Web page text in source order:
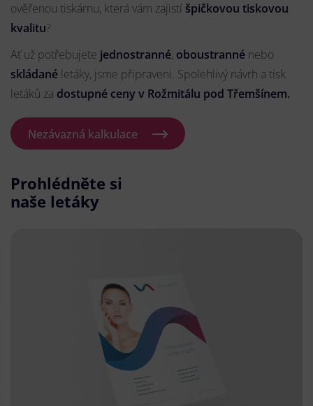
ověřenou tiskárnu, která vám zajistí špičkovou tiskovou
kvalitu?
Ať už potřebujete jednostranné, oboustranné nebo
skládané letáky, jsme připraveni. Spolehlivý návrh a tisk
letáků za dostupné ceny v Rožmitálu pod Třemšínem.
Nezávazná kalkulace
Prohlédněte si
naše letáky